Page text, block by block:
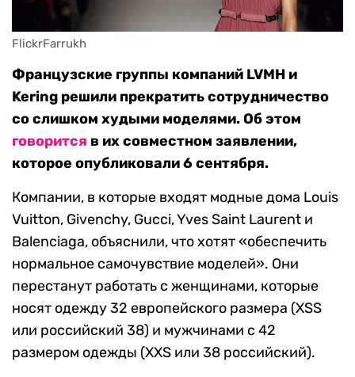
FlickrFarrukh
Французские группы компаний LVMH и
Kering решили прекратить сотрудничество
со слишком худыми моделями. Об этом
говорится в их совместном заявлении,
которое опубликовали 6 сентября.
Компании, в которые входят модные дома Louis
Vuitton, Givenchy, Gucci, Yves Saint Laurent и
Balenciaga, объяснили, что хотят «обеспечить
нормальное самочувствие моделей». Они
перестанут работать с женщинами, которые
носят одежду 32 европейского размера (XSS
или российский 38) и мужчинами с 42
размером одежды (XXS или 38 российский).